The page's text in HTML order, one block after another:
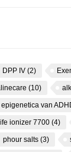
DPP IV (2)
(10)
epigenetica van
life ionizer 7700 (4)
phour salts (3)